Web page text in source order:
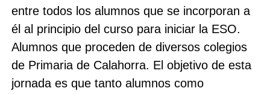
entre todos los alumnos que se incorporan a
él al principio del curso para iniciar la ESO.
Alumnos que proceden de diversos colegios
de Primaria de Calahorra. El objetivo de esta
jornada es que tanto alumnos como